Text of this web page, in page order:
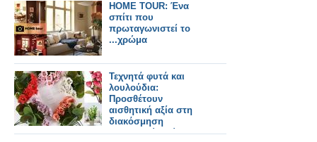
HOME TOUR: Ένα
σπίτι που
πρωταγωνιστεί το
...χρώμα
Τεχνητά φυτά και
λουλούδια:
Προσθέτουν
αισθητική αξία στη
διακόσμηση
εσωτερικών χώρων;